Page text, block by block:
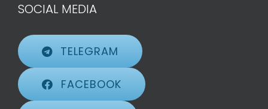
SOCIAL MEDIA
TELEGRAM
FACEBOOK